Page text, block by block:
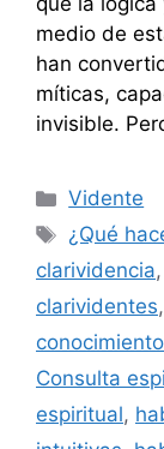
medio de
han
míticas,
invisible.
Categorías
Vidente
Etiquetas
¿Qué
clarividencia,
clarividentes,
Consulta
espiritual,